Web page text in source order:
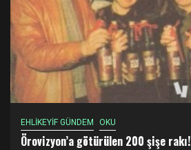
EHLİKEYİF GÜNDEM OKU
Örovizyon’a götürülen 200 şişe rakı!